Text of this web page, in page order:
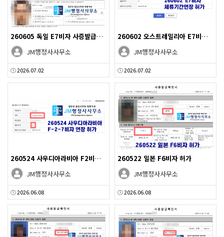
260605 독일 E7비자 사증발급인정신청 허가
JM행정사사무소
2026.07.02
260602 오스트레일리아 E7비자 연장 허가
JM행정사사무소
2026.07.02
260524 사우디아라비아 F2비자 연장 허가
JM행정사사무소
2026.06.08
260522 일본 F6비자 허가
JM행정사사무소
2026.06.08